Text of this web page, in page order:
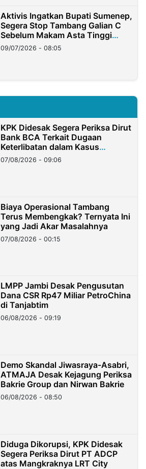
Aktivis Ingatkan Bupati Sumenep,
Segera Stop Tambang Galian C
Sebelum Makam Asta Tinggi
Longsor
09/07/2026 - 08:05
KPK Didesak Segera Periksa Dirut
Bank BCA Terkait Dugaan
Keterlibatan dalam Kasus
Hilangnya Dana Nasabah Rp2,58
Miliar
07/08/2026 - 09:06
Biaya Operasional Tambang
Terus Membengkak? Ternyata Ini
yang Jadi Akar Masalahnya
07/08/2026 - 00:15
LMPP Jambi Desak Pengusutan
Dana CSR Rp47 Miliar PetroChina
di Tanjabtim
06/08/2026 - 09:19
Demo Skandal Jiwasraya-Asabri,
ATMAJA Desak Kejagung Periksa
Bakrie Group dan Nirwan Bakrie
06/08/2026 - 08:50
Diduga Dikorupsi, KPK Didesak
Segera Periksa Dirut PT ADCP
atas Mangkraknya LRT City